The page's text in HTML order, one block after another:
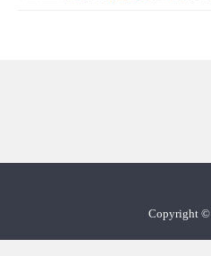
Copyright©